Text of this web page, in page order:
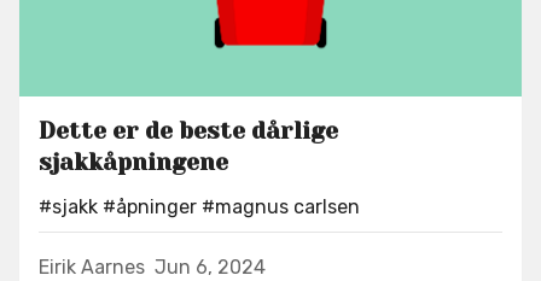
Dette er de beste dårlige
sjakkåpningene
#sjakk #åpninger #magnus carlsen
Eirik Aarnes Jun 6, 2024